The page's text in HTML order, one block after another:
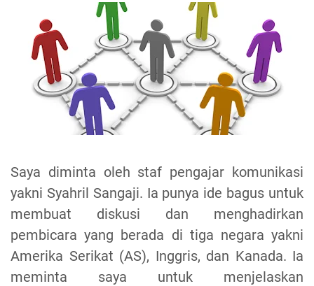
Saya diminta oleh staf pengajar komunikasi
yakni Syahril Sangaji. Ia punya ide bagus untuk
membuat diskusi dan menghadirkan
pembicara yang berada di tiga negara yakni
Amerika Serikat (AS), Inggris, dan Kanada. Ia
meminta saya untuk menjelaskan